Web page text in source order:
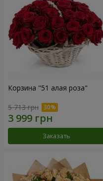
Корзина "51 алая роза"
5 713 грн
Заказать